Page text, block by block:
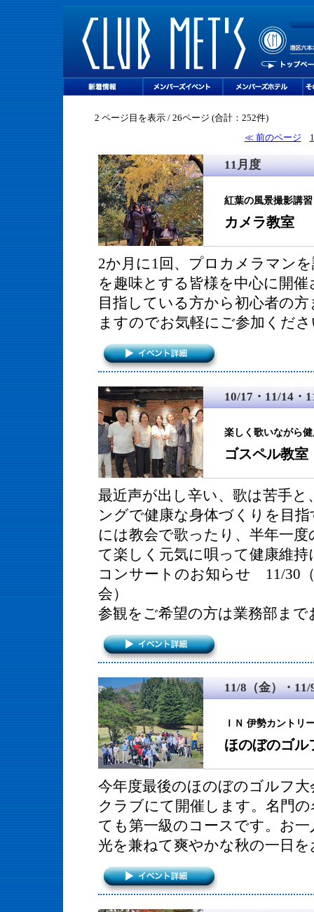
2 ページ目を表示 / 26ページ (合計：252件)
≪ 前のページ
1
11月度
紅葉の風景撮影講習
カメラ教室
2か月に1回、プロカメラマン
を趣味とする皆様を中心に開
目指している方から初心者の
ますのでお気軽にご参加くだ
10/17・11/14・
楽しく歌いながら
ゴスペル教室
最近声が出し辛い、歌は苦手
ングで健康な身体づくりを目
には教会で歌ったり、半年一
て楽しく元気に唄って健康維
コンサートのお知らせ 11/30
会）
参観をご希望の方は業務部ま
11/8（金）・11/
ＩＮ 伊勢カントリ
ほのぼのゴ
今年度最後のほのぼのゴルフ
クラブにて開催します。名門
ても第一級のコースです。お
光を兼ねて爽やかな秋の一日